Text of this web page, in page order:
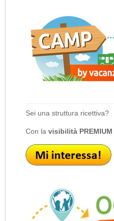
Sei una struttura ricettiva?
Con la visibilità PREMIUM